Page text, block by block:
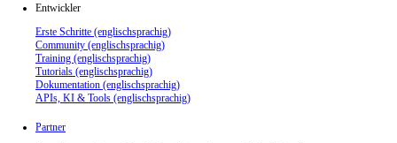
Entwickler
Erste Schritte (englischsprachig)
Community (englischsprachig)
Training (englischsprachig)
Tutorials (englischsprachig)
Dokumentation (englischsprachig)
APIs, KI & Tools (englischsprachig)
Partner